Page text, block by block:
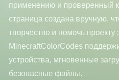
применению и проверенный
страница создана вручную,
творчество и помочь проекту
MinecraftColorCodes
устройства, мгновенные
безопасные файлы.